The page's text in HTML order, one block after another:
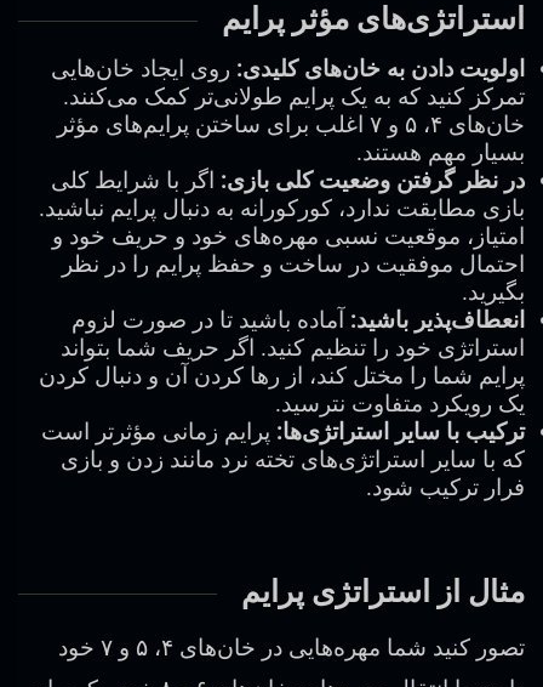
استراتژی‌های مؤثر پرایم
اولویت دادن به خان‌های کلیدی: روی ایجاد خان‌هایی
تمرکز کنید که به یک پرایم طولانی‌تر کمک می‌کنند.
خان‌های ۴، ۵ و ۷ اغلب برای ساختن پرایم‌های مؤثر
بسیار مهم هستند.
در نظر گرفتن وضعیت کلی بازی: اگر با شرایط کلی
بازی مطابقت ندارد، کورکورانه به دنبال پرایم نباشید.
امتیاز، موقعیت نسبی مهره‌های خود و حریف خود و
احتمال موفقیت در ساخت و حفظ پرایم را در نظر
بگیرید.
انعطاف‌پذیر باشید: آماده باشید تا در صورت لزوم
استراتژی خود را تنظیم کنید. اگر حریف شما بتواند
پرایم شما را مختل کند، از رها کردن آن و دنبال کردن
یک رویکرد متفاوت نترسید.
ترکیب با سایر استراتژی‌ها: پرایم زمانی مؤثرتر است
که با سایر استراتژی‌های تخته نرد مانند زدن و بازی
فرار ترکیب شود.
مثال از استراتژی پرایم
تصور کنید شما مهره‌هایی در خان‌های ۴، ۵ و ۷ خود